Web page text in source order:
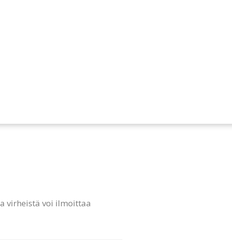
virheistä voi ilmoittaa